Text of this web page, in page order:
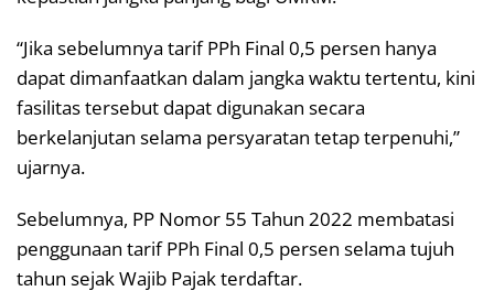
“Jika sebelumnya tarif PPh Final 0,5 persen hanya
dapat dimanfaatkan dalam jangka waktu tertentu, kini
fasilitas tersebut dapat digunakan secara
berkelanjutan selama persyaratan tetap terpenuhi,”
ujarnya.
Sebelumnya, PP Nomor 55 Tahun 2022 membatasi
penggunaan tarif PPh Final 0,5 persen selama tujuh
tahun sejak Wajib Pajak terdaftar.